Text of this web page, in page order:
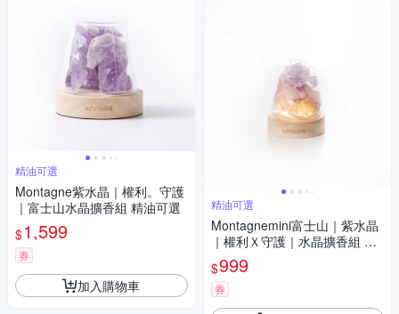
精油可選
Montagne紫水晶｜權利。守護
｜富士山水晶擴香組 精油可選
$1,599
券
加入購物車
精油可選
Montagnemini富士山｜紫水晶
｜權利Ｘ守護｜水晶擴香組 精
油可選
$999
券